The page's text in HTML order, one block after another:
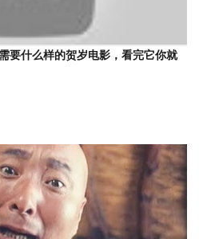
要什么样的贺岁电影，看完它你就